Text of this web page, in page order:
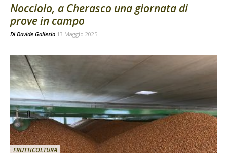
Nocciolo, a Cherasco una giornata di
prove in campo
Di Davide Gallesio 13 Maggio 2025
FRUTTICOLTURA